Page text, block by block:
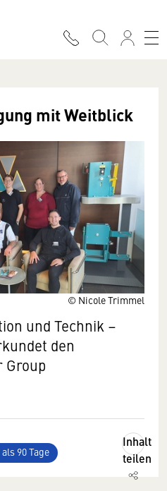
© Nicole Trimmel
mit Weitblick
und Technik –
den
90 Tage
Inhalt
teilen